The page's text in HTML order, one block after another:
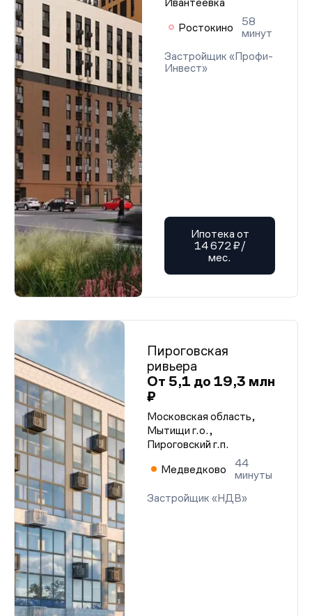
Ивантеевка
Ростокино
58
минут
Застройщик «Профи-
Инвест»
Ипотека от
14 672 ₽/
мес.
Пироговская
ривьера
От 5,1 до 19,3 млн
₽
Московская область,
Мытищи г.о.,
Пироговский г.п.
Медведково
44
минуты
Застройщик «НДВ»